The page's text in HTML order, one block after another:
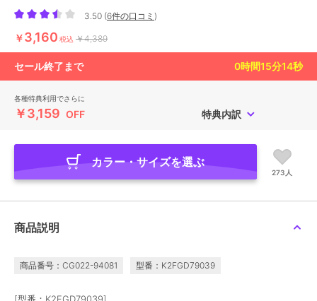
3.50 (6件の口コミ )
￥3,160 税込 ￥4,389
セール終了まで 0時間15分12秒
各種特典利用でさらに
￥3,159 OFF 特典内訳
カラー・サイズを選ぶ
273人
商品説明
商品番号：CG022-94081 型番：K2FGD79039